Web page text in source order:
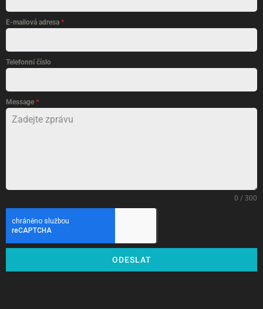
E-mailová adresa *
Telefonní číslo
Message *
0 / 300
ODESLAT